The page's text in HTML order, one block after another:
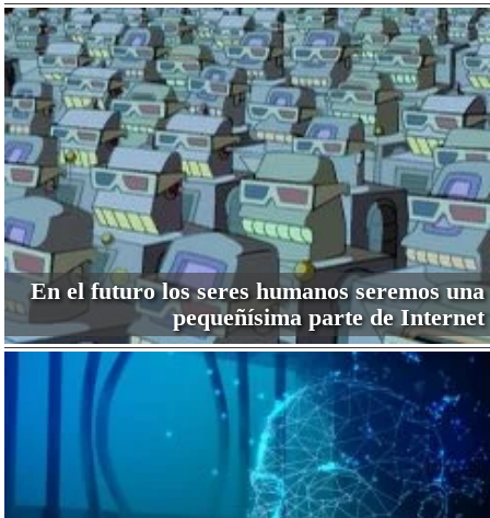
En el futuro los seres humanos seremos una
pequeñísima parte de Internet